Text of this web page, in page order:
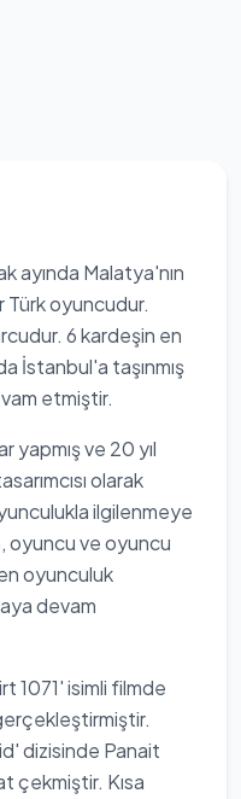
ayında Malatya'nın
oyuncudur.
6 kardeşin en
İstanbul'a taşınmış
etmiştir.
yapmış ve 20 yıl
olarak
ilgilenmeye
oyuncu ve oyuncu
oyunculuk
devam
1071' isimli filmde
dizisinde Panait
çekmiştir. Kısa